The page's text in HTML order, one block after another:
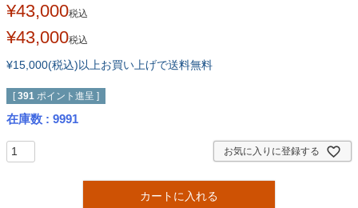
¥43,000税込
¥43,000税込
¥15,000(税込)以上お買い上げで送料無料
[ 391 ポイント進呈 ]
在庫数 9991
お気に入りに登録する
カートに入れる